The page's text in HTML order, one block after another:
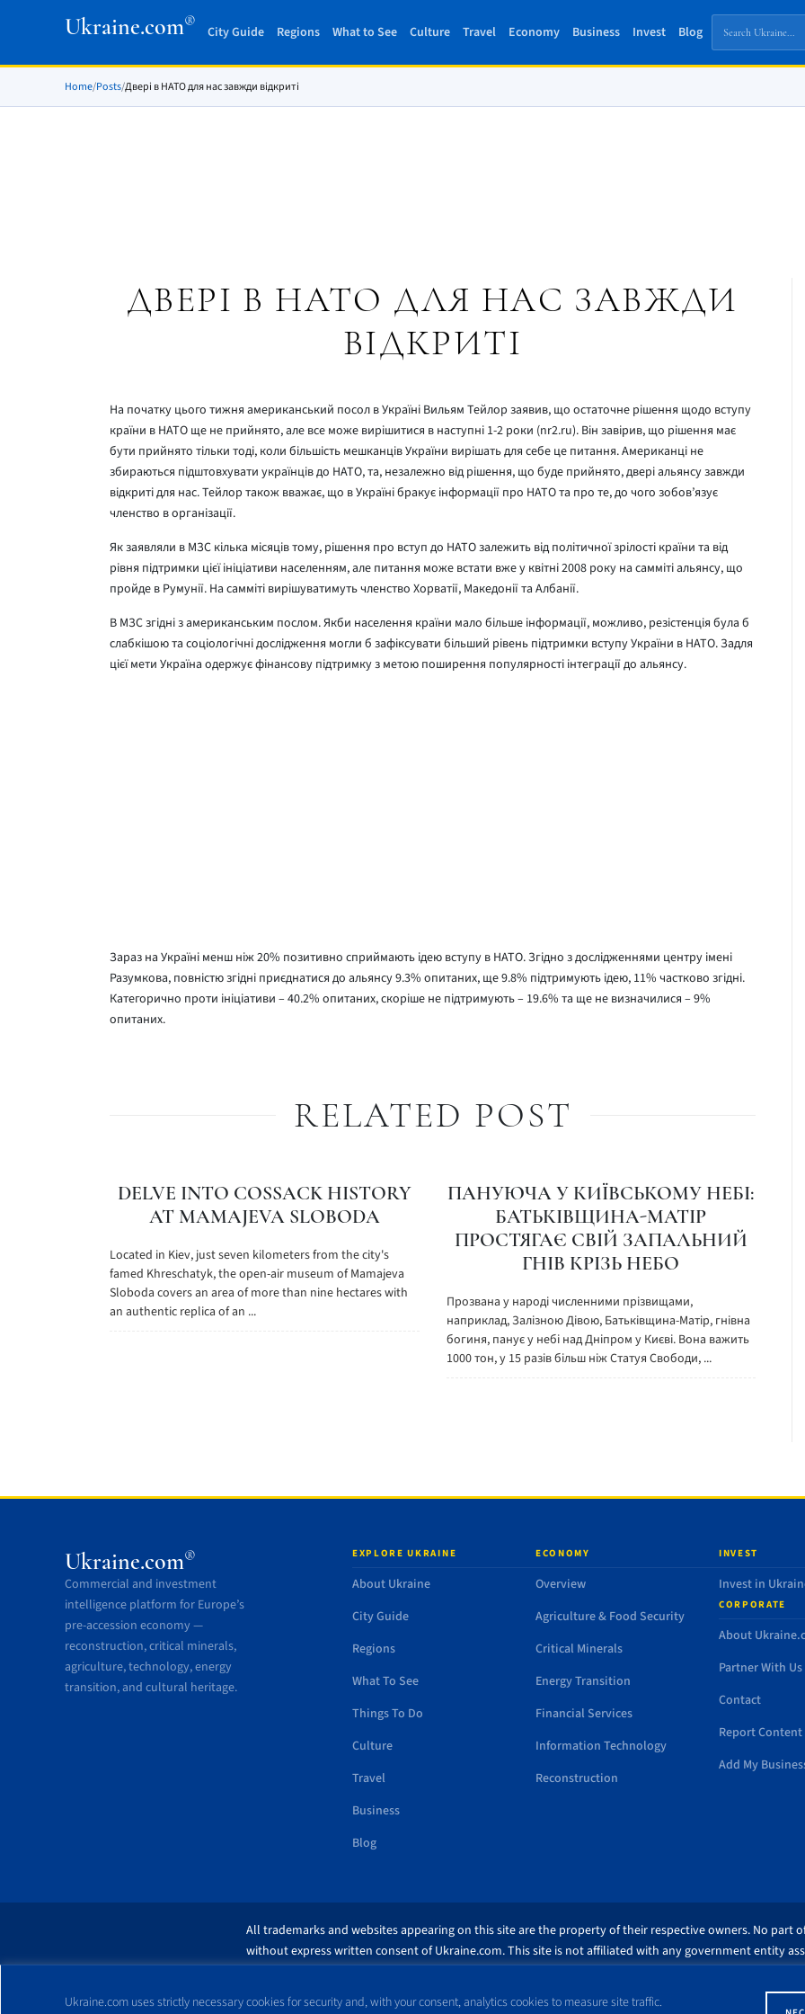
Ukraine.com uses strictly necessary cookies for security and, with your consent, analytics cookies to measure site traffic.
Ukraine.com®
City Guide Regions What to See Culture Travel Economy Business Invest Blog
Home/Posts/Двері в НАТО для нас завжди відкриті
ДВЕРІ В НАТО ДЛЯ НАС ЗАВЖДИ
ВІДКРИТІ
На початку цього тижня американський посол в Україні Вильям Тейлор заявив, що остаточне рішення щодо вступу
країни в НАТО ще не прийнято, але все може вирішитися в наступні 1-2 роки (nr2.ru). Він завірив, що рішення має
бути прийнято тільки тоді, коли більшість мешканців України вирішать для себе це питання. Американці не
збираються підштовхувати українців до НАТО, та, незалежно від рішення, що буде прийнято, двері альянсу завжди
відкриті для нас. Тейлор також вважає, що в Україні бракує інформації про НАТО та про те, до чого зобов’язує
членство в організації.
Як заявляли в МЗС кілька місяців тому, рішення про вступ до НАТО залежить від політичної зрілості країни та від
рівня підтримки цієї ініціативи населенням, але питання може встати вже у квітні 2008 року на самміті альянсу, що
пройде в Румунії. На самміті вирішуватимуть членство Хорватії, Македонії та Албанії.
В МЗС згідні з американським послом. Якби населення країни мало більше інформації, можливо, резістенція була б
слабкішою та соціологічні дослідження могли б зафіксувати більший рівень підтримки вступу України в НАТО. Задля
цієї мети Україна одержує фінансову підтримку з метою поширення популярності інтеграції до альянсу.
Зараз на Україні менш ніж 20% позитивно сприймають ідею вступу в НАТО. Згідно з дослідженнями центру імені
Разумкова, повністю згідні приєднатися до альянсу 9.3% опитаних, ще 9.8% підтримують ідею, 11% частково згідні.
Категорично проти ініціативи – 40.2% опитаних, скоріше не підтримують – 19.6% та ще не визначилися – 9%
опитаних.
RELATED POST
DELVE INTO COSSACK HISTORY
AT MAMAJEVA SLOBODA
Located in Kiev, just seven kilometers from the city's
famed Khreschatyk, the open-air museum of Mamajeva
Sloboda covers an area of more than nine hectares with
an authentic replica of an ...
ПАНУЮЧА У КИЇВСЬКОМУ НЕБІ:
БАТЬКІВЩИНА-МАТІР
ПРОСТЯГАЄ СВІЙ ЗАПАЛЬНИЙ
ГНІВ КРІЗЬ НЕБО
Прозвана у народі численними прізвищами,
наприклад, Залізною Дівою, Батьківщина-Матір, гнівна
богиня, панує у небі над Дніпром у Києві. Вона важить
1000 тон, у 15 разів більш ніж Статуя Свободи, ...
Ukraine.com®
Commercial and investment
intelligence platform for Europe’s
pre-accession economy —
reconstruction, critical minerals,
agriculture, technology, energy
transition, and cultural heritage.
EXPLORE UKRAINE
About Ukraine
City Guide
Regions
What To See
Things To Do
Culture
Travel
Business
Blog
ECONOMY
Overview
Agriculture & Food Security
Critical Minerals
Energy Transition
Financial Services
Information Technology
Reconstruction
INVEST
Invest in
CORPORATE
About
Partner With Us
Contact
Report
Add My
All trademarks and websites appearing on this site are the property of their respective owners. No part
without express written consent of Ukraine.com. This site is not affiliated with any government entity
© Copyright 1998 – 2026 Ukraine.com and its affiliates. All rights reserved.